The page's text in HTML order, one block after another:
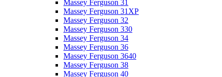
Massey Ferguson 31
Massey Ferguson 31XP
Massey Ferguson 32
Massey Ferguson 330
Massey Ferguson 34
Massey Ferguson 36
Massey Ferguson 3640
Massey Ferguson 38
Massey Ferguson 40